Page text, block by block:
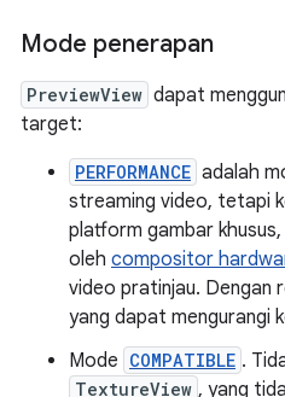
Mode penerapan
PreviewView dapat
target:
PERFORMANCE adalah
streaming video, tetapi
platform gambar
oleh compositor
video pratinjau. Dengan
yang dapat mengurangi
Mode COMPATIBLE .
TextureView , yang